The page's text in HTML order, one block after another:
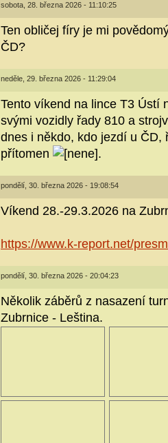
sobota, 28. března 2026 - 11:10:25
Ten obličej fíry je mi
ČD?
neděle, 29. března 2026 - 11:29:04
Tento víkend na lince T3 Ústí
svými vozidly řady 810 a
dnes i někdo, kdo jezdí u ČD,
přítomen
.
pondělí, 30. března 2026 - 19:08:54
Víkend 28.-29.3.2026 na
https://www.k-report.net/
pondělí, 30. března 2026 - 20:04:23
Několik záběrů z nasazení
Zubrnice - Leština.